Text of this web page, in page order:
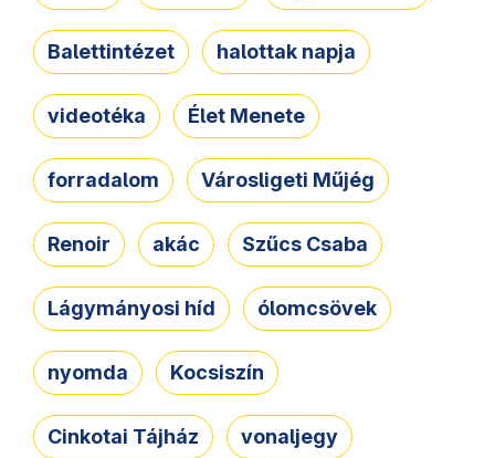
Balettintézet halottak napja
videotéka Élet Menete
forradalom Városligeti Műjég
Renoir akác Szűcs Csaba
Lágymányosi híd ólomcsövek
nyomda Kocsiszín
Cinkotai Tájház vonaljegy